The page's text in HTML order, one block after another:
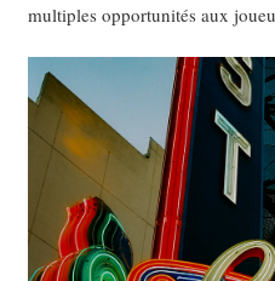
multiples opportunités aux